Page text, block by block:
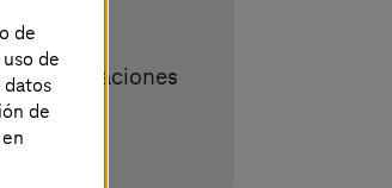
tus aplicaciones
de
de
de